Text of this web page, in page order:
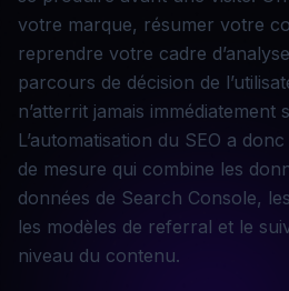
votre marque, résumer votre
reprendre votre cadre
parcours de décision de
n’atterrit jamais immédiatement
L’automatisation du SEO a
de mesure qui combine les
données de Search Console,
les modèles de referral et le
niveau du contenu.